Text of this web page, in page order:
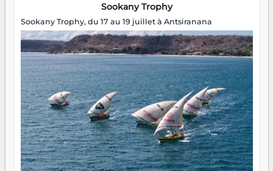
Sookany Trophy
Sookany Trophy, du 17 au 19 juillet à Antsiranana